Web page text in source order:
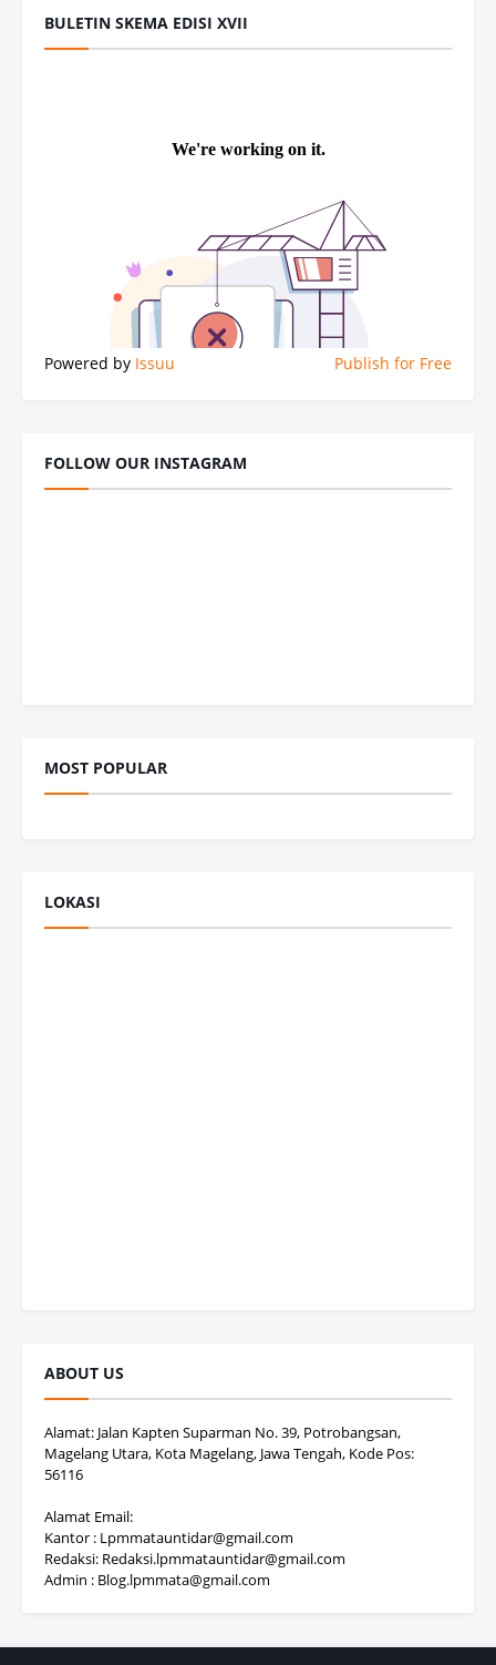
BULETIN SKEMA EDISI XVII
Powered by Issuu Publish for Free
FOLLOW OUR INSTAGRAM
MOST POPULAR
LOKASI
ABOUT US
Alamat: Jalan Kapten Suparman No. 39, Potrobangsan,
Magelang Utara, Kota Magelang, Jawa Tengah, Kode Pos:
56116
Alamat Email:
Kantor : Lpmmatauntidar@gmail.com
Redaksi: Redaksi.lpmmatauntidar@gmail.com
Admin : Blog.lpmmata@gmail.com